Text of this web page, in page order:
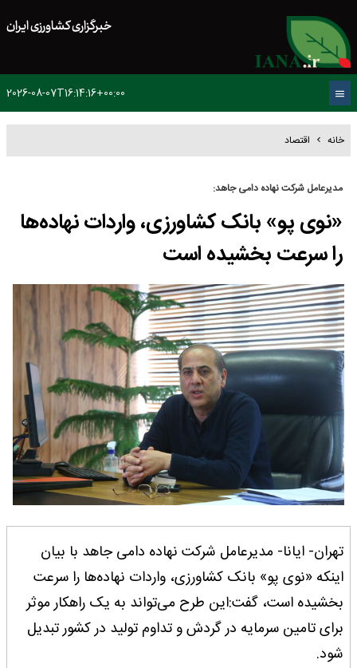
خبرگزاری کشاورزی ایران
2026-08-07T16:14:16+00:00
خانه اقتصاد
مدیرعامل شرکت نهاده دامی جاهد:
«نوی پو» بانک کشاورزی، واردات نهاده‌ها
را سرعت بخشیده است
تهران- ایانا- مدیرعامل شرکت نهاده دامی جاهد با بیان
اینکه «نوی پو» بانک کشاورزی، واردات نهاده‌ها را سرعت
بخشیده است، گفت:این طرح می‌تواند به یک راهکار موثر
برای تامین سرمایه در گردش و تداوم تولید در کشور تبدیل
شود.